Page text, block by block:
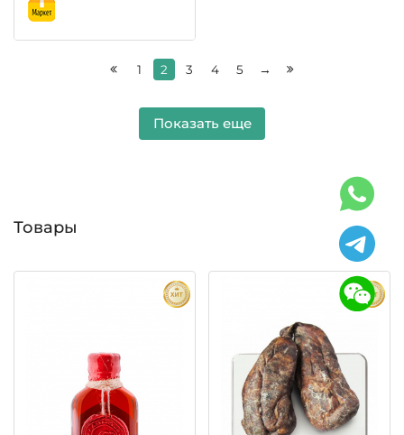
1 2 3 4 5 →
Показать еще
Товары